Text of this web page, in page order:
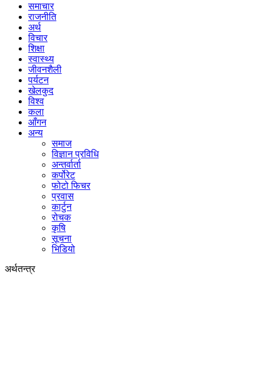
समाचार
राजनीति
अर्थ
विचार
शिक्षा
स्वास्थ्य
जीवनशैली
पर्यटन
खेलकुद
विश्व
कला
आँगन
अन्य
समाज
विज्ञान प्रविधि
अन्तर्वार्ता
कर्पोरेट
फोटो फिचर
प्रवास
कार्टुन
रोचक
कृषि
सूचना
भिडियो
अर्थतन्त्र